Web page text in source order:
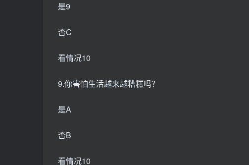
是9
否C
看情况10
9.你害怕生活越来越糟糕吗？
是A
否B
看情况10